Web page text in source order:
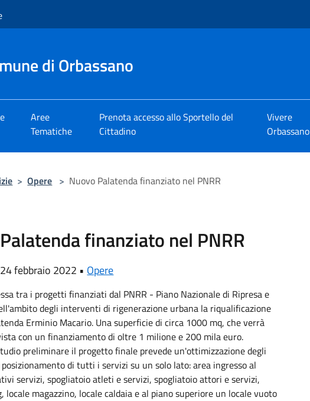
di Orbassano
Aree
Tematiche
Prenota accesso allo Sportello del
Cittadino
Vivere
Orbassano
> Opere > Nuovo Palatenda finanziato nel PNRR
finanziato nel PNRR
febbraio 2022 • Opere
tra i progetti finanziati dal PNRR - Piano Nazionale di Ripresa e
degli interventi di rigenerazione urbana la riqualificazione
Erminio Macario. Una superficie di circa 1000 mq, che verrà
con un finanziamento di oltre 1 milione e 200 mila euro.
preliminare il progetto finale prevede un'ottimizzazione degli
di tutti i servizi su un solo lato: area ingresso al
servizi, spogliatoio atleti e servizi, spogliatoio attori e servizi,
locale magazzino, locale caldaia e al piano superiore un locale vuoto